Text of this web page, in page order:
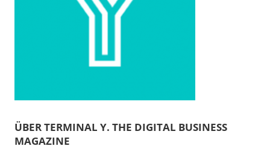
ÜBER TERMINAL Y. THE DIGITAL BUSINESS
MAGAZINE